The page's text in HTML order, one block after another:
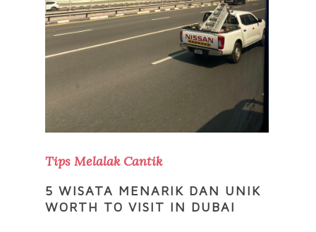
Tips Melalak Cantik
5 WISATA MENARIK DAN UNIK
WORTH TO VISIT IN DUBAI